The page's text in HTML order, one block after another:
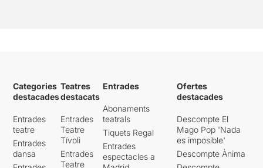
Categories
destacades
Entrades
teatre
Entrades
dansa
Teatres
destacats
Entrades
Teatre
Tívoli
Entrades
Teatre
Entrades
Abonaments
teatrals
Tiquets Regal
Entrades
espectacles a
Ofertes
destacades
Descompte El
Mago Pop 'Nada
es imposible'
Descompte Ànima